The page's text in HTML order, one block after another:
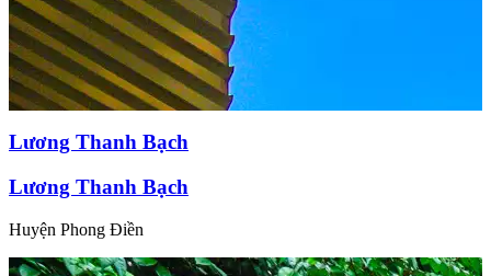
Lương Thanh Bạch
Lương Thanh Bạch
Huyện Phong Điền